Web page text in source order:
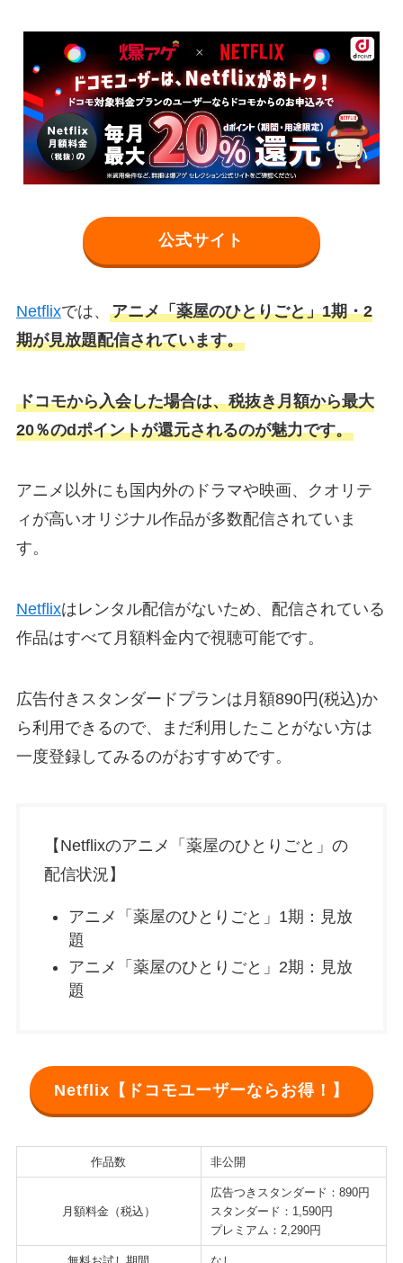
公式サイト
Netflixでは、 アニメ「薬屋のひとりごと」1期・2
期が見放題配信されています。
ドコモから入会した場合は、税抜き月額から最大
20％のdポイントが還元されるのが魅力です。
アニメ以外にも国内外のドラマや映画、クオリテ
ィが高いオリジナル作品が多数配信されていま
す。
Netflixはレンタル配信がないため、配信されている
作品はすべて月額料金内で視聴可能です。
広告付きスタンダードプランは月額890円(税込)か
ら利用できるので、まだ利用したことがない方は
一度登録してみるのがおすすめです。
【Netflixのアニメ「薬屋のひとりごと」の
配信状況】
アニメ「薬屋のひとりごと」1期：見放
題
アニメ「薬屋のひとりごと」2期：見放
題
Netflix【ドコモユーザーならお得！】
作品数 非公開
月額料金（税込）
広告つきスタンダード：890円
スタンダード：1,590円
プレミアム：2,290円